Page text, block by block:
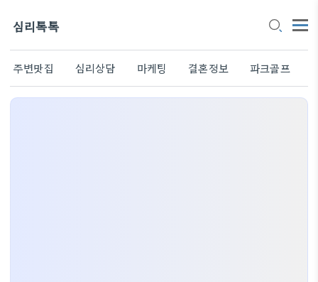
심리톡톡
주변맛집 심리상담 마케팅 결혼정보 파크골프